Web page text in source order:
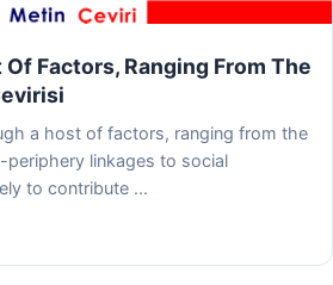
Factors, Ranging From The
a host of factors, ranging from the
periphery linkages to social
to contribute ...